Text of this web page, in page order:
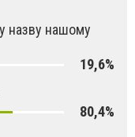
назву нашому
19,6%
80,4%